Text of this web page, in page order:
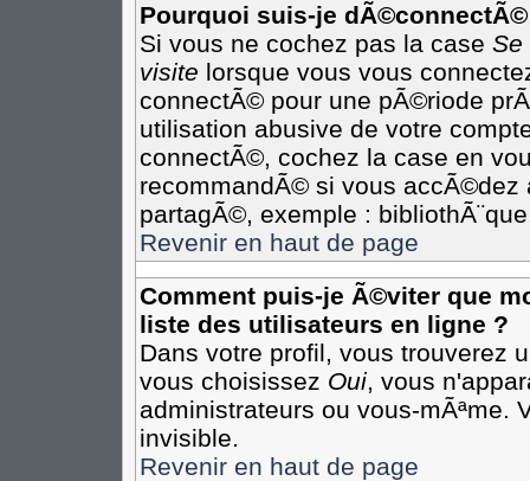
Pourquoi suis-je
Si vous ne cochez pas la case Se
visite lorsque vous vous
connectÃ© pour une pÃ©riode
utilisation abusive de votre
connectÃ©, cochez la case en
recommandÃ© si vous accÃ©dez
partagÃ©, exemple :
Revenir en haut de page
Comment puis-je Ã©viter que
liste des utilisateurs en ligne ?
Dans votre profil, vous trouverez
vous choisissez Oui, vous
administrateurs ou vous-mÃªme.
invisible.
Revenir en haut de page